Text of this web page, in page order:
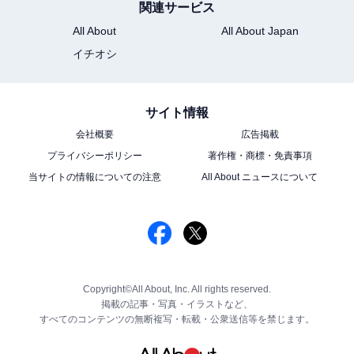
関連サービス
All About
All About Japan
イチオシ
サイト情報
会社概要
広告掲載
プライバシーポリシー
著作権・商標・免責事項
当サイトの情報についての注意
All About ニュースについて
Copyright©All About, Inc. All rights reserved.
掲載の記事・写真・イラストなど、
すべてのコンテンツの無断複写・転載・公衆送信等を禁じます。